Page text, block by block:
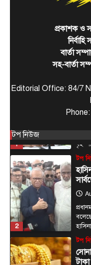
প্রকাশক ও
বার্তা
সহ-বার্তা
Editorial Office: 84/7
টপ নিউজ
আগস্ট
টপ
2
টপ
টপ
টাকা